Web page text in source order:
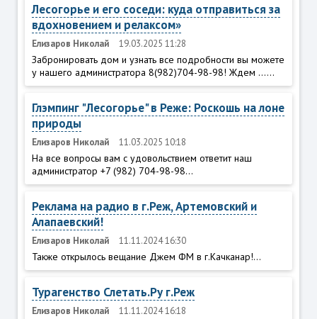
Лесогорье и его соседи: куда отправиться за
вдохновением и релаксом»
Елизаров Николай 19.03.2025 11:28
Забронировать дом и узнать все подробности вы можете
у нашего администратора 8(982)704-98-98! Ждем ......
Глэмпинг "Лесогорье" в Реже: Роскошь на лоне
природы
Елизаров Николай 11.03.2025 10:18
На все вопросы вам с удовольствием ответит наш
администратор +7 (982) 704-98-98...
Реклама на радио в г.Реж, Артемовский и
Алапаевский!
Елизаров Николай 11.11.2024 16:30
Также открылось вещание Джем ФМ в г.Качканар!...
Турагенство Слетать.Ру г.Реж
Елизаров Николай 11.11.2024 16:18